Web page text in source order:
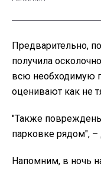
Предварительно,
получила
всю необходимую
оценивают как не
"Также
парковке рядом",
Напомним, в ночь